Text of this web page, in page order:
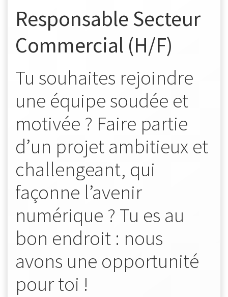
Responsable Secteur
Commercial (H/F)
Tu souhaites rejoindre
une équipe soudée et
motivée ? Faire partie
d’un projet ambitieux et
challengeant, qui
façonne l’avenir
numérique ? Tu es au
bon endroit : nous
avons une opportunité
pour toi !